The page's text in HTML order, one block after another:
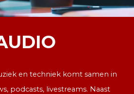
en techniek komt samen in
podcasts, livestreams. Naast